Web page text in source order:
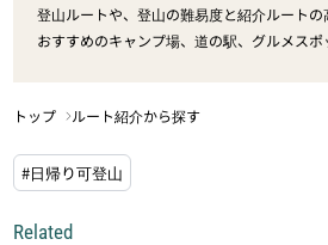
登山ルートや、登山の難易度と紹介ルート
おすすめのキャンプ場、道の駅、グルメス
トップ ルート紹介から探す
#日帰り可登山
Related